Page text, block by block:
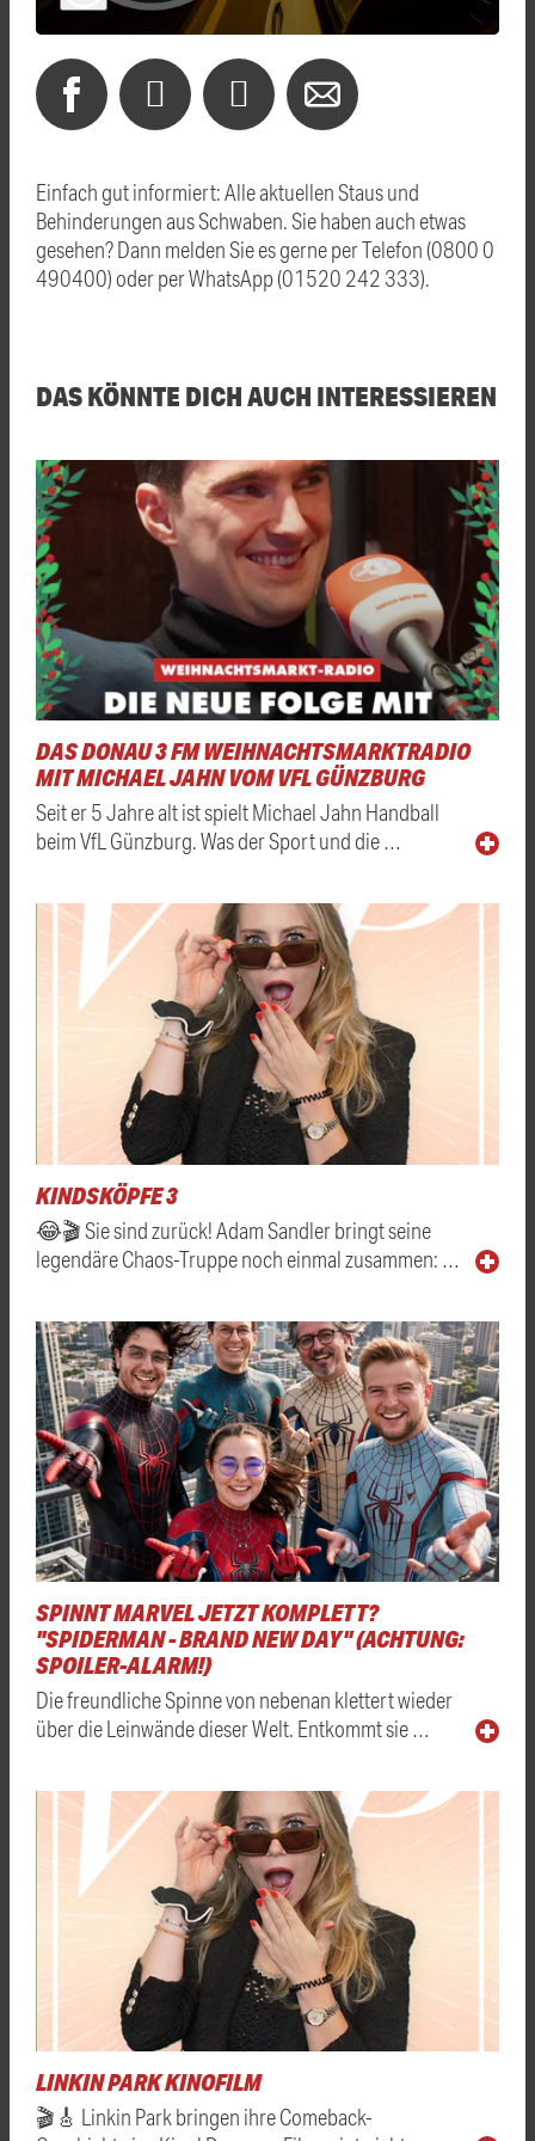
Einfach gut informiert: Alle aktuellen Staus und
Behinderungen aus Schwaben. Sie haben auch etwas
gesehen? Dann melden Sie es gerne per Telefon (0800 0
490400) oder per WhatsApp (01520 242 333).
DAS KÖNNTE DICH AUCH INTERESSIEREN
DAS DONAU 3 FM WEIHNACHTSMARKTRADIO
MIT MICHAEL JAHN VOM VFL GÜNZBURG
Seit er 5 Jahre alt ist spielt Michael Jahn Handball
beim VfL Günzburg. Was der Sport und die …
KINDSKÖPFE 3
😂🎬 Sie sind zurück! Adam Sandler bringt seine
legendäre Chaos-Truppe noch einmal zusammen: …
SPINNT MARVEL JETZT KOMPLETT?
"SPIDERMAN - BRAND NEW DAY" (ACHTUNG:
SPOILER-ALARM!)
Die freundliche Spinne von nebenan klettert wieder
über die Leinwände dieser Welt. Entkommt sie …
LINKIN PARK KINOFILM
🎬🎸 Linkin Park bringen ihre Comeback-